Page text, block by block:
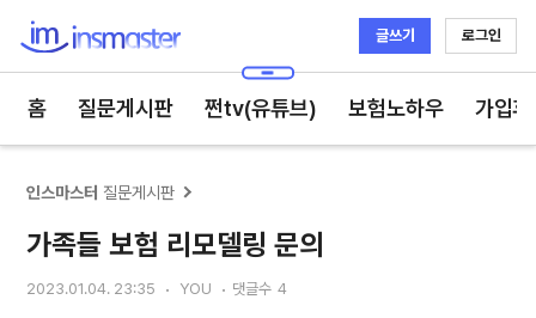
글쓰기 로그인
홈 질문게시판 쩐tv(유튜브) 보험노하우 가입
인스마스터 질문게시판
가족들 보험 리모델링 문의
2023.01.04. 23:35 YOU 댓글수 4